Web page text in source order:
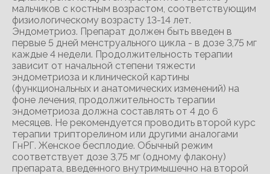
мальчиков с костным возрастом, соответствующим
физиологическому возрасту 13-14 лет.
Эндометриоз. Препарат должен быть введен в
первые 5 дней менструального цикла - в дозе 3,75 мг
каждые 4 недели. Продолжительность терапии
зависит от начальной степени тяжести
эндометриоза и клинической картины
(функциональных и анатомических изменений) на
фоне лечения, продолжительность терапии
эндометриоза должна составлять от 4 до 6
месяцев. Не рекомендуется проводить второй курс
терапии трипторелином или другими аналогами
ГнРГ. Женское бесплодие. Обычный режим
соответствует дозе 3,75 мг (одному флакону)
препарата, введенного внутримышечно на второй